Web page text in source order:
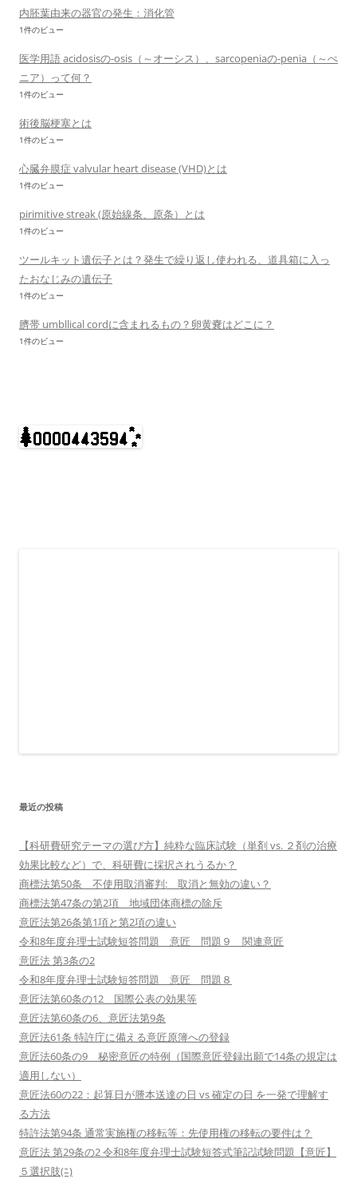
内胚葉由来の器官の発生：消化管
1件のビュー
医学用語 acidosisの-osis（～オーシス）、sarcopeniaの-penia（～ぺ
ニア）って何？
1件のビュー
術後脳梗塞とは
1件のビュー
心臓弁膜症 valvular heart disease (VHD)とは
1件のビュー
pirimitive streak (原始線条、原条）とは
1件のビュー
ツールキット遺伝子とは？発生で繰り返し使われる、道具箱に入っ
たおなじみの遺伝子
1件のビュー
臍帯 umbllical cordに含まれるもの？卵黄嚢はどこに？
1件のビュー
最近の投稿
【科研費研究テーマの選び方】純粋な臨床試験（単剤 vs. ２剤の治療
効果比較など）で、科研費に採択されうるか？
商標法第50条 不使用取消審判: 取消と無効の違い？
商標法第47条の第2項 地域団体商標の除斥
意匠法第26条第1項と第2項の違い
令和8年度弁理士試験短答問題 意匠 問題９ 関連意匠
意匠法 第3条の2
令和8年度弁理士試験短答問題 意匠 問題８
意匠法第60条の12 国際公表の効果等
意匠法第60条の6、意匠法第9条
意匠法61条 特許庁に備える意匠原簿への登録
意匠法60条の9 秘密意匠の特例（国際意匠登録出願で14条の規定は
適用しない）
意匠法60の22：起算日が謄本送達の日 vs 確定の日 を一発で理解す
る方法
特許法第94条 通常実施権の移転等：先使用権の移転の要件は？
意匠法 第29条の2 令和8年度弁理士試験短答式筆記試験問題【意匠】
５選択肢(ﾆ)